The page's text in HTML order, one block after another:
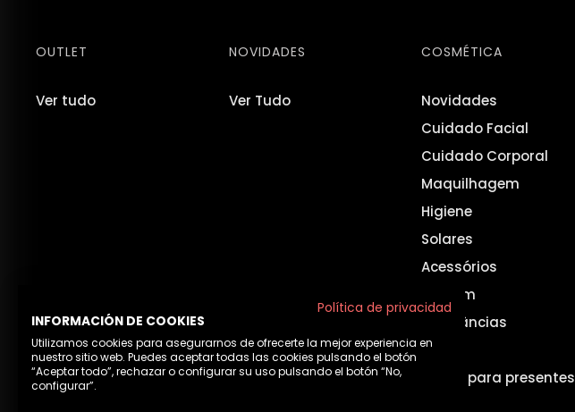
OUTLET
Ver tudo
NOVIDADES
Ver Tudo
COSMÉTICA
Novidades
Cuidado Facial
Cuidado Corporal
Maquilhagem
Higiene
Solares
Acessórios
Homem
Fragrâncias
Set
Ideias para presentes
Política de privacidad
INFORMACIÓN DE COOKIES
Utilizamos cookies para asegurarnos de ofrecerte la mejor experiencia en
nuestro sitio web. Puedes aceptar todas las cookies pulsando el botón
“Aceptar todo”, rechazar o configurar su uso pulsando el botón “No,
configurar”.